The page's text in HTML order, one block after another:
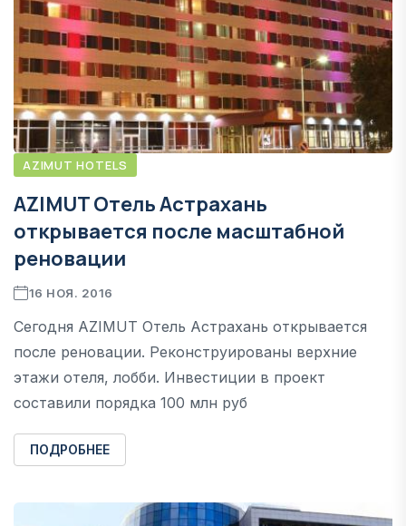
AZIMUT HOTELS
AZIMUT Отель Астрахань
открывается после масштабной
реновации
16 НОЯ. 2016
Сегодня AZIMUT Отель Астрахань открывается
после реновации. Реконструированы верхние
этажи отеля, лобби. Инвестиции в проект
составили порядка 100 млн руб
ПОДРОБНЕЕ